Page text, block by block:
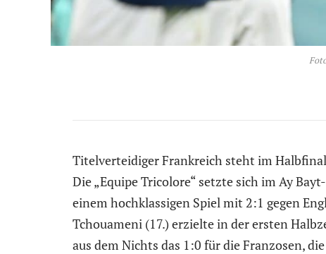
Titelverteidiger Frankreich steht im
Die „Equipe Tricolore“ setzte sich im Ay
einem hochklassigen Spiel mit 2:1 gegen
Tchouameni (17.) erzielte in der ersten
aus dem Nichts das 1:0 für die Franzosen,